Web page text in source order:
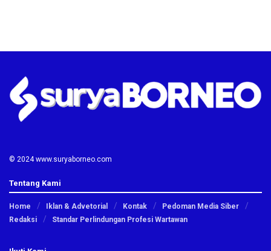
© 2024 www.suryaborneo.com
Tentang Kami
Home Iklan & Advetorial Kontak
Pedoman Media Siber
Redaksi
Standar Perlindungan Profesi Wartawan